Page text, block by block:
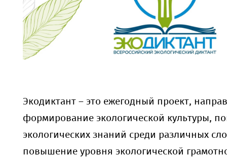
Экодиктант – это ежегодный проект,
формирование экологической культуры,
экологических знаний среди различных
повышение уровня экологической